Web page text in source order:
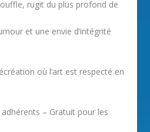
rugit du plus profond de
et une envie d’intégrité
où l’art est respecté en
– Gratuit pour les